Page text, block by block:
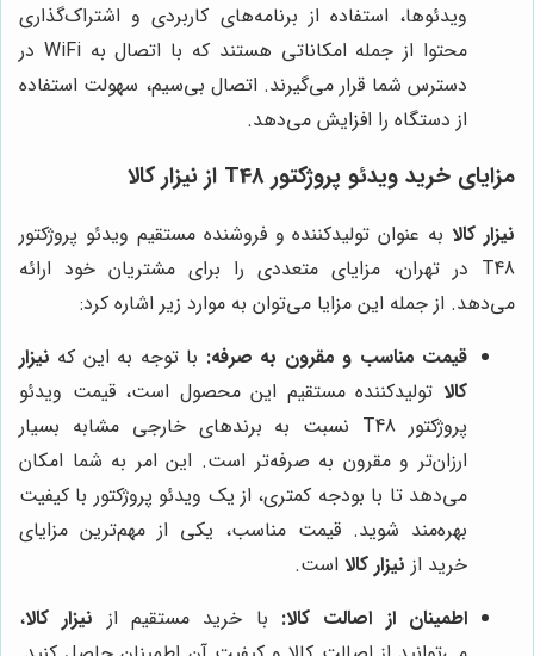
ویدئوها، استفاده از برنامه‌های کاربردی و اشتراک‌گذاری
محتوا از جمله امکاناتی هستند که با اتصال به WiFi در
دسترس شما قرار می‌گیرند. اتصال بی‌سیم، سهولت استفاده
از دستگاه را افزایش می‌دهد.
مزایای خرید ویدئو پروژکتور T48 از نیزار کالا
نیزار کالابه عنوان تولیدکننده و فروشنده مستقیم ویدئو پروژکتور
T48 در تهران، مزایای متعددی را برای مشتریان خود ارائه
می‌دهد. از جمله این مزایا می‌توان به موارد زیر اشاره کرد:
قیمت مناسب و مقرون به صرفه: با توجه به این که نیزار
کالا تولیدکننده مستقیم این محصول است، قیمت ویدئو
پروژکتور T48 نسبت به برندهای خارجی مشابه بسیار
ارزان‌تر و مقرون به صرفه‌تر است. این امر به شما امکان
می‌دهد تا با بودجه کمتری، از یک ویدئو پروژکتور با کیفیت
بهره‌مند شوید. قیمت مناسب، یکی از مهم‌ترین مزایای
خرید از نیزار کالا است.
اطمینان از اصالت کالا: با خرید مستقیم از نیزار کالا،